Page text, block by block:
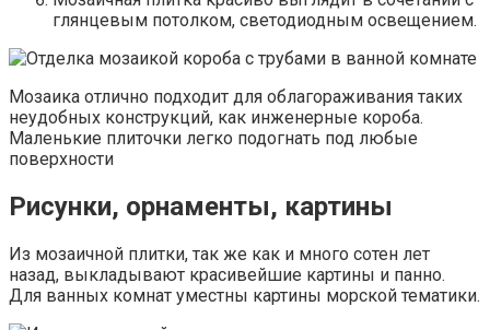
глянцевым потолком, светодиодным освещением.
Мозаика отлично подходит для облагораживания таких
неудобных конструкций, как инженерные короба.
Маленькие плиточки легко подогнать под любые
поверхности
Рисунки, орнаменты, картины
Из мозаичной плитки, так же как и много сотен лет
назад, выкладывают красивейшие картины и панно.
Для ванных комнат уместны картины морской тематики.